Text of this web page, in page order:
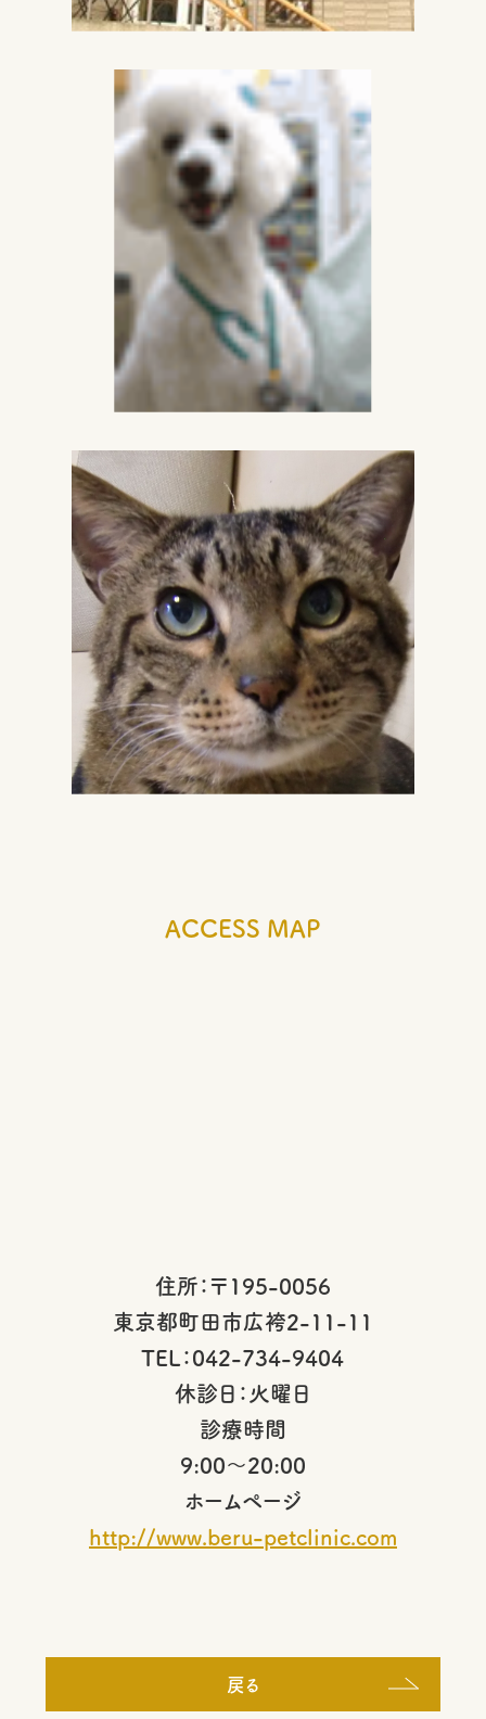
ACCESS MAP
住所：〒195-0056
東京都町田市広袴2-11-11
TEL：042-734-9404
休診日：火曜日
診療時間
9:00～20:00
ホームページ
http://www.beru-petclinic.com
戻る